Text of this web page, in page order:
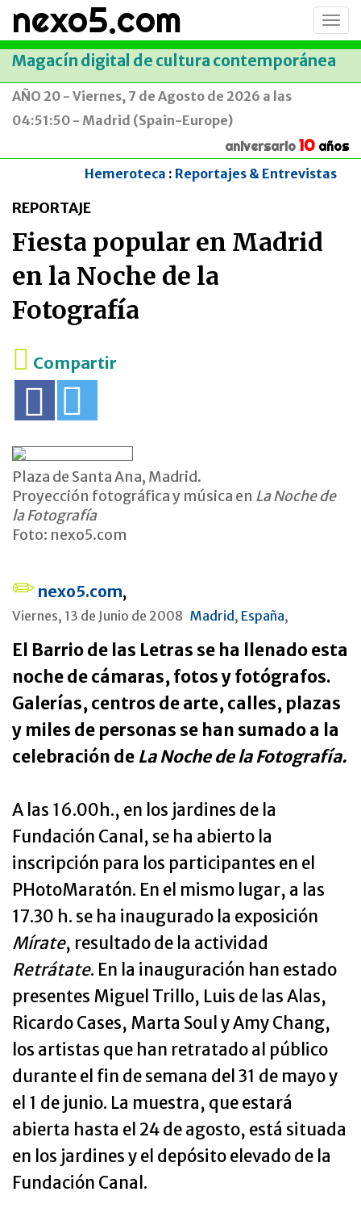
nexo5.com
Magacín digital de cultura contemporánea
AÑO 20 - Viernes, 7 de Agosto de 2026 a las
04:51:50 - Madrid (Spain-Europe)
aniversario 10 años
Hemeroteca : Reportajes & Entrevistas
REPORTAJE
Fiesta popular en Madrid
en la Noche de la
Fotografía
Compartir
Plaza de Santa Ana, Madrid.
Proyección fotográfica y música en La Noche de
la Fotografía
Foto: nexo5.com
nexo5.com,
Viernes, 13 de Junio de 2008 Madrid , España,
El Barrio de las Letras se ha llenado esta
noche de cámaras, fotos y fotógrafos.
Galerías, centros de arte, calles, plazas
y miles de personas se han sumado a la
celebración deLa Noche de la Fotografía.
A las 16.00h., en los jardines de la
Fundación Canal, se ha abierto la
inscripción para los participantes en el
PHotoMaratón. En el mismo lugar, a las
17.30 h. se ha inaugurado la exposición
Mírate, resultado de la actividad
Retrátate. En la inauguración han estado
presentes Miguel Trillo, Luis de las Alas,
Ricardo Cases, Marta Soul y Amy Chang,
los artistas que han retratado al público
durante el fin de semana del 31 de mayo y
el 1 de junio. La muestra, que estará
abierta hasta el 24 de agosto, está situada
en los jardines y el depósito elevado de la
Fundación Canal.